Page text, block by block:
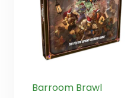
Barroom Brawl